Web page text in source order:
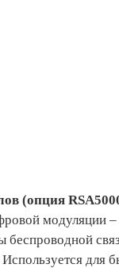
(опция
модуляции
беспроводной
для